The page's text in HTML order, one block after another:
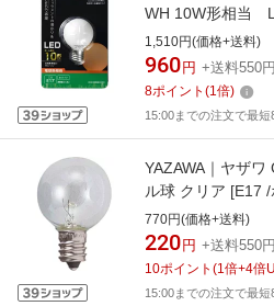
WH 10W形相当
/10W相当 /電球色 /
1,510円(価格+送料)
960 円 +送料550円
8ポイント (1倍)
15:00までの注文で最短
YAZAWA｜ヤザ
ル球 クリア [E17
[G301710C]
770円(価格+送料)
220 円 +送料550円
10ポイント (1倍+4倍
15:00までの注文で最短